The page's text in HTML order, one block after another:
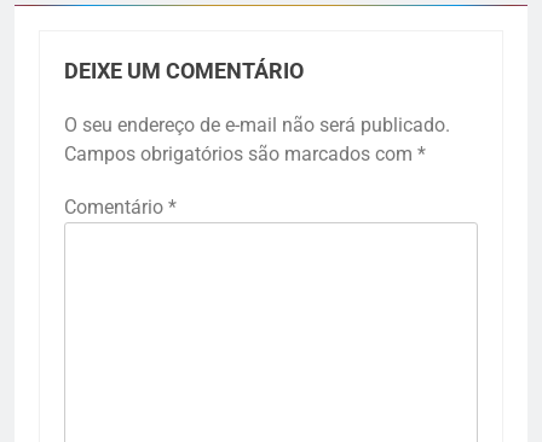
DEIXE UM COMENTÁRIO
O seu endereço de e-mail não será publicado.
Campos obrigatórios são marcados com *
Comentário *